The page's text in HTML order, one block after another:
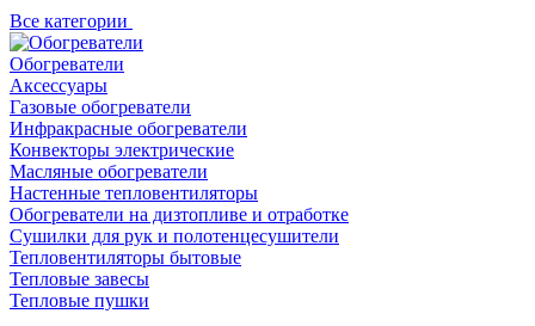
Все категории
Обогреватели
Аксессуары
Газовые обогреватели
Инфракрасные обогреватели
Конвекторы электрические
Масляные обогреватели
Настенные тепловентиляторы
Обогреватели на дизтопливе и отработке
Сушилки для рук и полотенцесушители
Тепловентиляторы бытовые
Тепловые завесы
Тепловые пушки